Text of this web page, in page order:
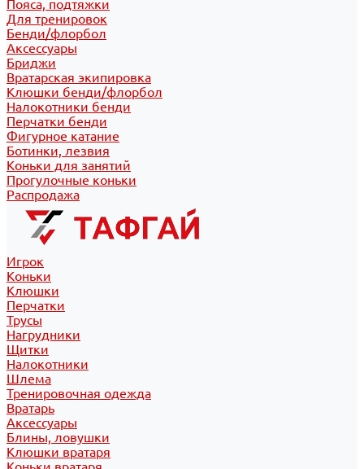
Пояса, подтяжки
Для тренировок
Бенди/флорбол
Аксессуары
Бриджи
Вратарская экипировка
Клюшки бенди/флорбол
Налокотники бенди
Перчатки бенди
Фигурное катание
Ботинки, лезвия
Коньки для занятий
Прогулочные коньки
Распродажа
Игрок
Коньки
Клюшки
Перчатки
Трусы
Нагрудники
Щитки
Налокотники
Шлема
Тренировочная одежда
Вратарь
Аксессуары
Блины, ловушки
Клюшки вратаря